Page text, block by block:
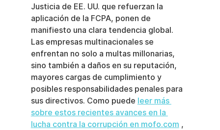
Justicia de EE. UU. que refuerzan la
aplicación de la FCPA, ponen de
manifiesto una clara tendencia global.
Las empresas multinacionales se
enfrentan no solo a multas millonarias,
sino también a daños en su reputación,
mayores cargas de cumplimiento y
posibles responsabilidades penales para
sus directivos. Como puede leer más
sobre estos recientes avances en la
lucha contra la corrupción en mofo.com ,